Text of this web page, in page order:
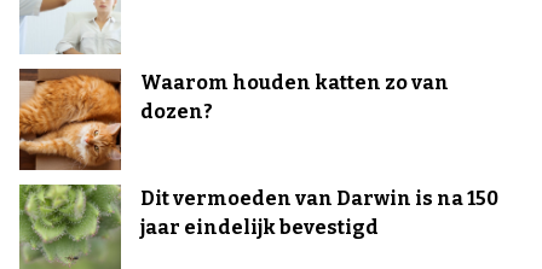
Waarom houden katten zo van
dozen?
Dit vermoeden van Darwin is na 150
jaar eindelijk bevestigd